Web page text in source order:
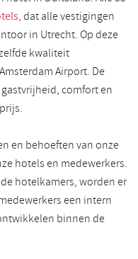
, dat alle vestigingen
in Utrecht. Op deze
kwaliteit
Airport. De
comfort en
en behoeften van onze
hotels en medewerkers.
hotelkamers, worden er
een intern
binnen de